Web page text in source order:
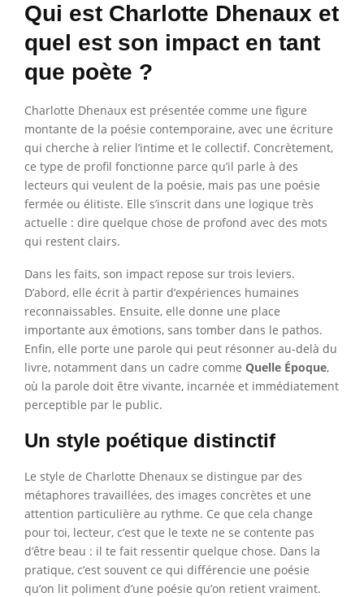
Qui est Charlotte Dhenaux et
quel est son impact en tant
que poète ?
Charlotte Dhenaux est présentée comme une figure
montante de la poésie contemporaine, avec une écriture
qui cherche à relier l’intime et le collectif. Concrètement,
ce type de profil fonctionne parce qu’il parle à des
lecteurs qui veulent de la poésie, mais pas une poésie
fermée ou élitiste. Elle s’inscrit dans une logique très
actuelle : dire quelque chose de profond avec des mots
qui restent clairs.
Dans les faits, son impact repose sur trois leviers.
D’abord, elle écrit à partir d’expériences humaines
reconnaissables. Ensuite, elle donne une place
importante aux émotions, sans tomber dans le pathos.
Enfin, elle porte une parole qui peut résonner au-delà du
livre, notamment dans un cadre comme Quelle Époque,
où la parole doit être vivante, incarnée et immédiatement
perceptible par le public.
Un style poétique distinctif
Le style de Charlotte Dhenaux se distingue par des
métaphores travaillées, des images concrètes et une
attention particulière au rythme. Ce que cela change
pour toi, lecteur, c’est que le texte ne se contente pas
d’être beau : il te fait ressentir quelque chose. Dans la
pratique, c’est souvent ce qui différencie une poésie
qu’on lit poliment d’une poésie qu’on retient vraiment.